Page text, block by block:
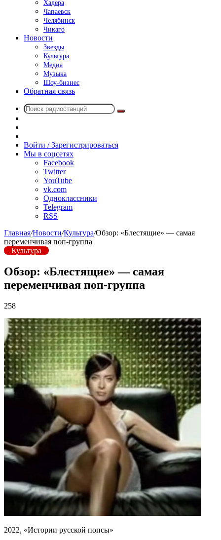
Хадера
Чапаевск
Челябинск
Чикаго
Новости
Звезды
Культура
Медиа
Музыка
Шоу-бизнес
Обратная связь
Поиск
радио
Войти / Зарегистрироваться
Мы в соцсетях
Facebook
Twitter
YouTube
vk.com
Одноклассники
Telegram
RSS
Главная/Новости/Культура/Обзор: «Блестящие» — самая
переменчивая поп-группа
Культура
Обзор: «Блестящие» — самая
переменчивая поп-группа
258
2022, «Истории русской попсы»